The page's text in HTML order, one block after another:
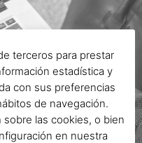
terceros para prestar
estadística y
con sus preferencias
de navegación.
las cookies, o bien
en nuestra